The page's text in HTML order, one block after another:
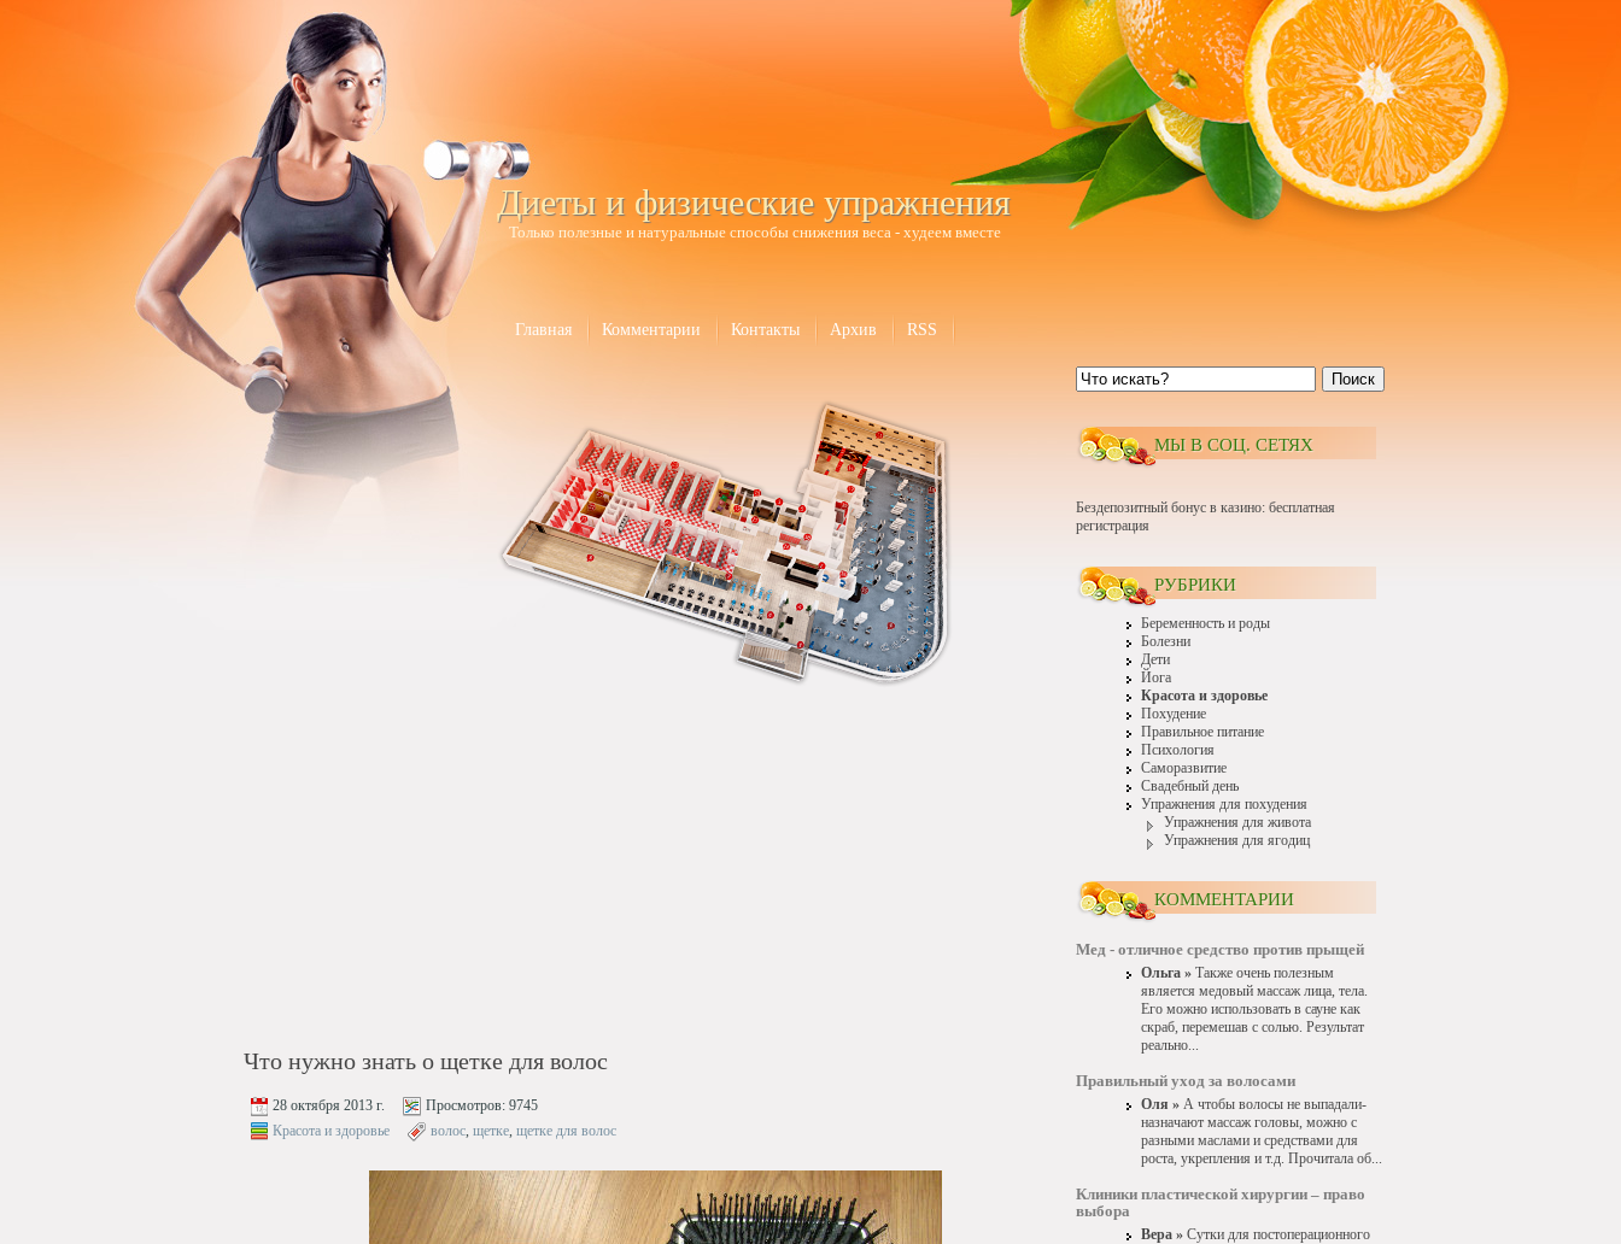
Диеты и физические упражнения
Только полезные и натуральные способы снижения веса - худеем вместе
Главная Комментарии Контакты Архив RSS
Что нужно знать о щетке для волос
28 октября 2013 г. Просмотров: 9745
Красота и здоровье
волос, щетке, щетке для волос
Поиск
МЫ В СОЦ. СЕТЯХ
Бездепозитный бонус в казино: бесплатная
регистрация
РУБРИКИ
Беременность и роды
Болезни
Дети
Йога
Красота и здоровье
Похудение
Правильное питание
Психология
Саморазвитие
Свадебный день
Упражнения для похудения
Упражнения для живота
Упражнения для ягодиц
КОММЕНТАРИИ
Мед - отличное средство против прыщей
Ольга » Также очень полезным
является медовый массаж лица, тела.
Его можно использовать в сауне как
скраб, перемешав с солью. Результат
реально...
Правильный уход за волосами
Оля » А чтобы волосы не выпадали-
назначают массаж головы, можно с
разными маслами и средствами для
роста, укрепления и т.д. Прочитала об...
Клиники пластической хирургии – право
выбора
Вера » Сутки для постоперационного